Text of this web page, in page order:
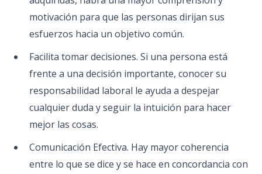
motivación para que las personas dirijan sus
esfuerzos hacia un objetivo común.
Facilita tomar decisiones. Si una persona está
frente a una decisión importante, conocer su
responsabilidad laboral le ayuda a despejar
cualquier duda y seguir la intuición para hacer
mejor las cosas.
Comunicación Efectiva. Hay mayor coherencia
entre lo que se dice y se hace en concordancia con